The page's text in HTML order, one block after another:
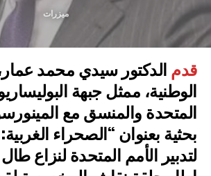
ميزرات
قدمالدكتور سيدي محمد
الوطنية، ممثل جبهة
المتحدة والمنسق مع
بحثية بعنوان “الصحراء
لتدبير الأمم المتحدة لنزاع